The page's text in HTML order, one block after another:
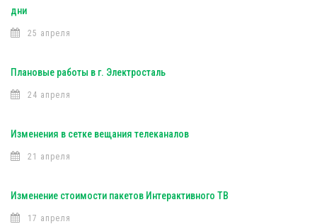
дни
25 апреля
Плановые работы в г. Электросталь
24 апреля
Изменения в сетке вещания телеканалов
21 апреля
Изменение стоимости пакетов Интерактивного ТВ
17 апреля